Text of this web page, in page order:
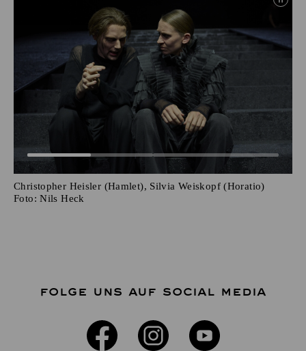
Christopher Heisler (Hamlet), Silvia Weiskopf (Horatio)
Foto: Nils Heck
FOLGE UNS AUF SOCIAL MEDIA